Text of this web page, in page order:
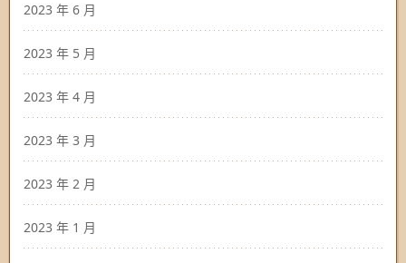
2023 年 6 月
2023 年 5 月
2023 年 4 月
2023 年 3 月
2023 年 2 月
2023 年 1 月